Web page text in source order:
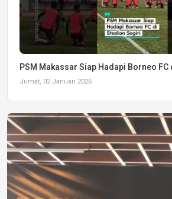
PSM Makassar Siap Hadapi Borneo FC
Jumat, 02 Januari 2026